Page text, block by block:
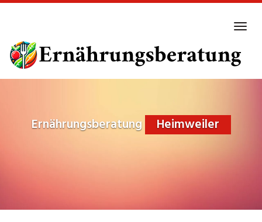
main
content
Ernährungsberatung Heimweiler